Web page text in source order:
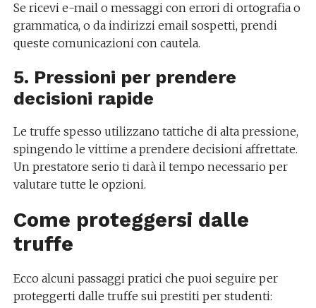
Se ricevi e-mail o messaggi con errori di ortografia o
grammatica, o da indirizzi email sospetti, prendi
queste comunicazioni con cautela.
5. Pressioni per prendere
decisioni rapide
Le truffe spesso utilizzano tattiche di alta pressione,
spingendo le vittime a prendere decisioni affrettate.
Un prestatore serio ti darà il tempo necessario per
valutare tutte le opzioni.
Come proteggersi dalle
truffe
Ecco alcuni passaggi pratici che puoi seguire per
proteggerti dalle truffe sui prestiti per studenti: